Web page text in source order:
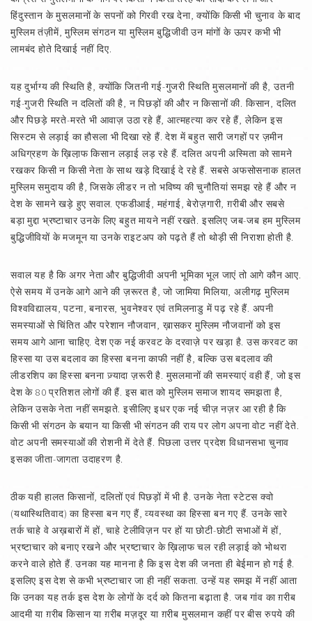
हिंदुस्तान के मुसलमानों के सपनों को गिरवी रख देना, क्योंकि किसी भी चुनाव के बाद
मुस्लिम तंज़ीमें, मुस्लिम संगठन या मुस्लिम बुद्धिजीवी उन मांगों के ऊपर कभी भी
लामबंद होते दिखाई नहीं दिए.
यह दुर्भाग्य की स्थिति है, क्योंकि जितनी गई-गुजरी स्थिति मुसलमानों की है, उतनी
गई-गुजरी स्थिति न दलितों की है, न पिछड़ों की और न किसानों की. किसान, दलित
और पिछड़े मरते-मरते भी आवाज़ उठा रहे हैं, आत्महत्या कर रहे हैं, लेकिन इस
सिस्टम से लड़ाई का हौसला भी दिखा रहे हैं. देश में बहुत सारी जगहों पर ज़मीन
अधिग्रहण के ख़िला़फ किसान लड़ाई लड़ रहे हैं. दलित अपनी अस्मिता को सामने
रखकर किसी न किसी नेता के साथ खड़े दिखाई दे रहे हैं. सबसे अफसोसनाक हालत
मुस्लिम समुदाय की है, जिसके लीडर न तो भविष्य की चुनौतियां समझ रहे हैं और न
देश के सामने खड़े हुए सवाल. एफडीआई, महंगाई, बेरोज़गारी, ग़रीबी और सबसे
बड़ा मुद्दा भ्रष्टाचार उनके लिए बहुत मायने नहीं रखते. इसलिए जब-जब हम मुस्लिम
बुद्धिजीवियों के मजमून या उनके राइटअप को पढ़ते हैं तो थोड़ी सी निराशा होती है.
सवाल यह है कि अगर नेता और बुद्धिजीवी अपनी भूमिका भूल जाएं तो आगे कौन आए.
ऐसे समय में उनके आगे आने की ज़रूरत है, जो जामिया मिलिया, अलीगढ़ मुस्लिम
विश्वविद्यालय, पटना, बनारस, भुवनेश्वर एवं तमिलनाडु में पढ़ रहे हैं. अपनी
समस्याओं से चिंतित और परेशान नौजवान, ख़ासकर मुस्लिम नौजवानों को इस
समय आगे आना चाहिए. देश एक नई करवट के दरवाज़े पर खड़ा है. उस करवट का
हिस्सा या उस बदलाव का हिस्सा बनना काफी नहीं है, बल्कि उस बदलाव की
लीडरशिप का हिस्सा बनना ज़्यादा ज़रूरी है. मुसलमानों की समस्याएं वही हैं, जो इस
देश के 80 प्रतिशत लोगों की हैं. इस बात को मुस्लिम समाज शायद समझता है,
लेकिन उसके नेता नहीं समझते. इसीलिए इधर एक नई चीज़ नज़र आ रही है कि
किसी भी संगठन के बयान या किसी भी संगठन की राय पर लोग अपना वोट नहीं देते.
वोट अपनी समस्याओं की रोशनी में देते हैं. पिछला उत्तर प्रदेश विधानसभा चुनाव
इसका जीता-जागता उदाहरण है.
ठीक यही हालत किसानों, दलितों एवं पिछड़ों में भी है. उनके नेता स्टेटस क्वो
(यथास्थितिवाद) का हिस्सा बन गए हैं, व्यवस्था का हिस्सा बन गए हैं. उनके सारे
तर्क चाहे वे अख़बारों में हों, चाहे टेलीविज़न पर हों या छोटी-छोटी सभाओं में हों,
भ्रष्टाचार को बनाए रखने और भ्रष्टाचार के ख़िला़फ चल रही लड़ाई को भोथरा
करने वाले होते हैं. उनका यह मानना है कि इस देश की जनता ही बेईमान हो गई है.
इसलिए इस देश से कभी भ्रष्टाचार जा ही नहीं सकता. उन्हें यह समझ में नहीं आता
कि उनका यह तर्क इस देश के लोगों के दर्द को कितना बढ़ाता है. जब गांव का ग़रीब
आदमी या ग़रीब किसान या ग़रीब मज़दूर या ग़रीब मुसलमान कहीं पर बीस रुपये की